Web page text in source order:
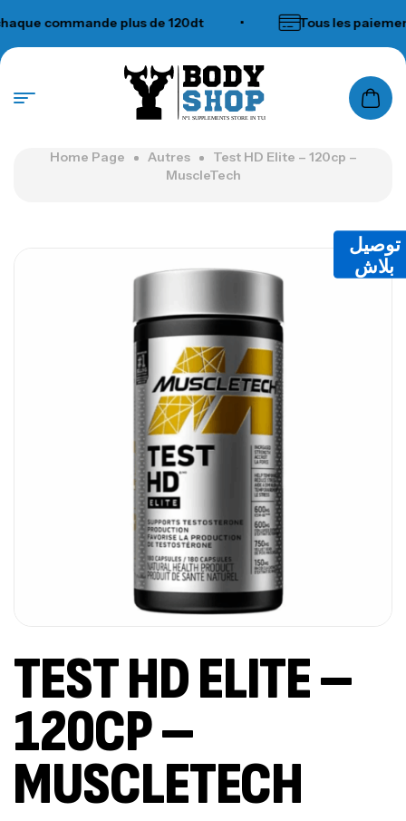
commande plus de 120dt Tous les
N°1 SUPPLEMENTS STORE IN TUNISIA
Home Page Autres
Test HD Elite – 120cp –
MuscleTech
توصيل
بلاش
TEST HD ELITE –
120CP –
MUSCLETECH